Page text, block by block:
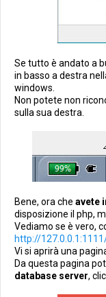
Se tutto è andato a
in basso a destra
windows.
Non potete non
sulla sua destra.
Bene, ora che avete
disposizione il php,
Vediamo se è vero,
http://
Vi si aprirà una
Da questa pagina
database server,